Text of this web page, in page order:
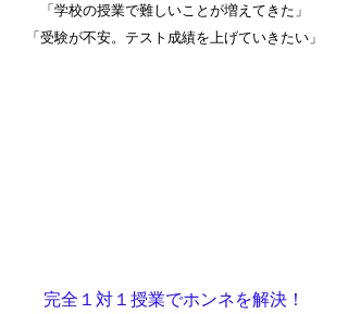
「学校の授業で難しいことが増えてきた」
「受験が不安。テスト成績を上げていきたい」
完全１対１授業でホンネを解決！